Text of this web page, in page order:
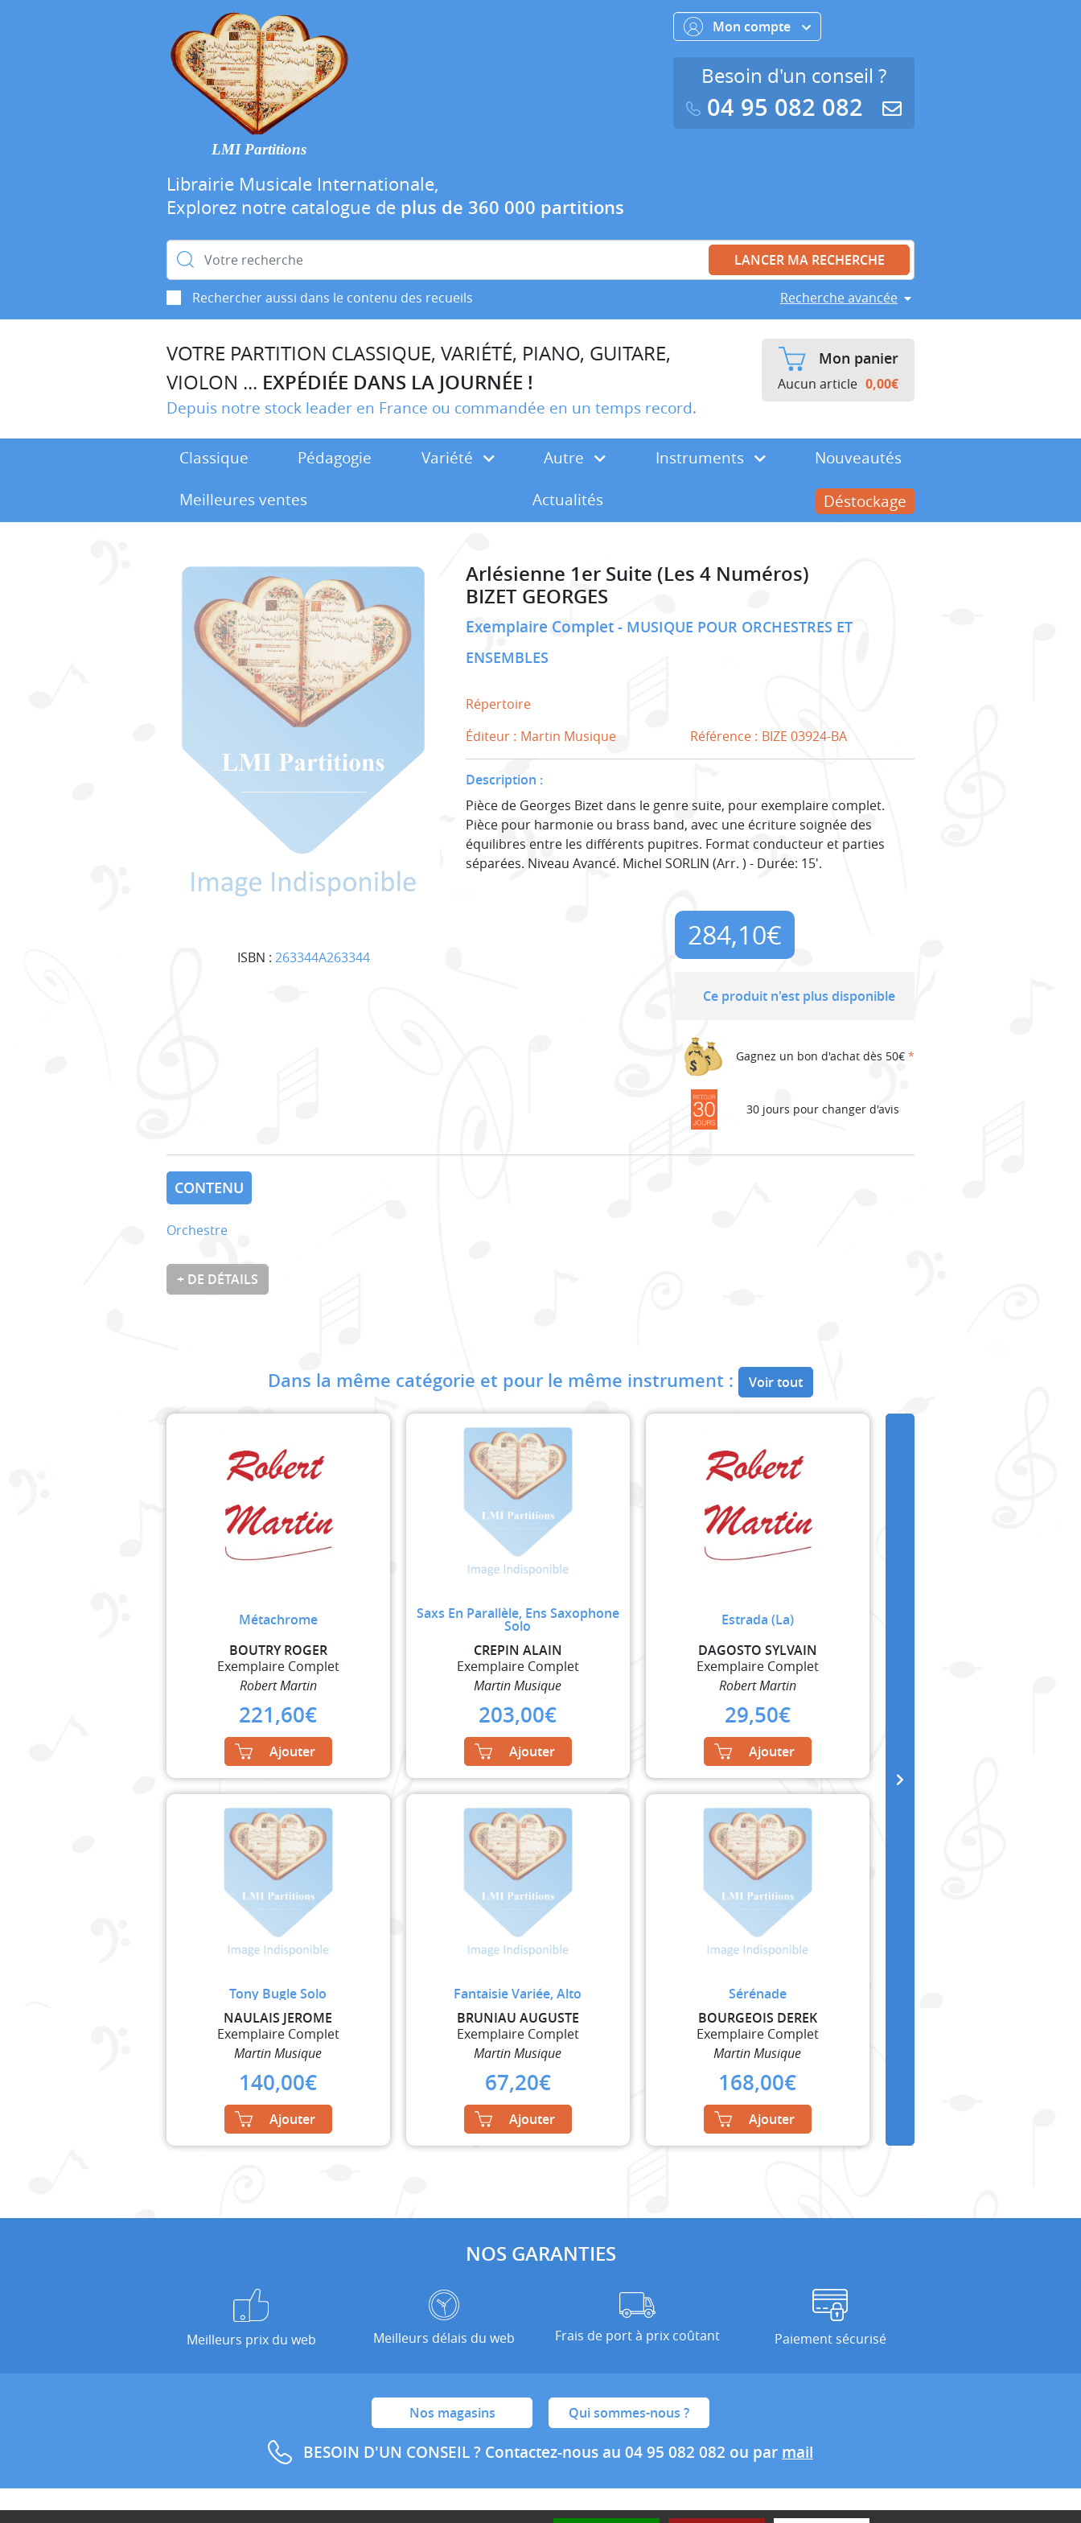
LMI Partitions
Librairie Musicale Internationale,
Explorez notre catalogue de plus de 360 000 partitions
Rechercher :
Rechercher aussi dans le contenu des recueils Recherche avancée
Mon compte
Besoin d'un conseil ?
04 95 082 082
VOTRE PARTITION CLASSIQUE, VARIÉTÉ, PIANO, GUITARE,
VIOLON ... EXPÉDIÉE DANS LA JOURNÉE !
Depuis notre stock leader en France ou commandée en un temps record.
Mon panier
Aucun article 0,00€
Classique Pédagogie Variété Autre Instruments
Nouveautés
Meilleures ventes
Actualités Déstockage
ISBN : 263344A263344
Arlésienne 1er Suite (Les 4 Numéros)
BIZET GEORGES
Exemplaire Complet
MUSIQUE POUR ORCHESTRES ET
ENSEMBLES
Répertoire
Éditeur : Martin Musique Référence : BIZE 03924-BA
Description :
Pièce de Georges Bizet dans le genre suite, pour exemplaire complet.
Pièce pour harmonie ou brass band, avec une écriture soignée des
équilibres entre les différents pupitres. Format conducteur et parties
séparées. Niveau Avancé. Michel SORLIN (Arr. ) - Durée: 15'.
284,10€
Ce produit n'est plus disponible
Gagnez un bon d'achat dès 50€ *
30 jours pour changer d'avis
CONTENU
Orchestre
+ DE DÉTAILS
Dans la même catégorie et pour le même instrument : Voir tout
Métachrome
BOUTRY ROGER
Exemplaire Complet
Robert Martin
221,60€
Ajouter
Saxs En Parallèle, Ens Saxophone
Solo
CREPIN ALAIN
Exemplaire Complet
Martin Musique
203,00€
Ajouter
Estrada (La)
DAGOSTO SYLVAIN
Exemplaire Complet
Robert Martin
29,50€
Ajouter
Tony Bugle Solo
NAULAIS JEROME
Exemplaire Complet
Martin Musique
140,00€
Ajouter
Fantaisie Variée, Alto
BRUNIAU AUGUSTE
Exemplaire Complet
Martin Musique
67,20€
Ajouter
Sérénade
BOURGEOIS DEREK
Exemplaire Complet
Martin Musique
168,00€
Ajouter
NOS GARANTIES
Meilleurs prix du web Meilleurs délais du web Frais de port à prix coûtant Paiement sécurisé
Nos magasins Qui sommes-nous ?
BESOIN D'UN CONSEIL ? Contactez-nous au 04 95 082 082 ou par mail
Mentions légales Politique de confidentialité